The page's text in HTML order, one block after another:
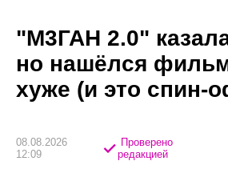
"М3ГАН 2.0"
но нашёлся
хуже (и это спин-
08.08.2026
12:09
Проверено
редакцией